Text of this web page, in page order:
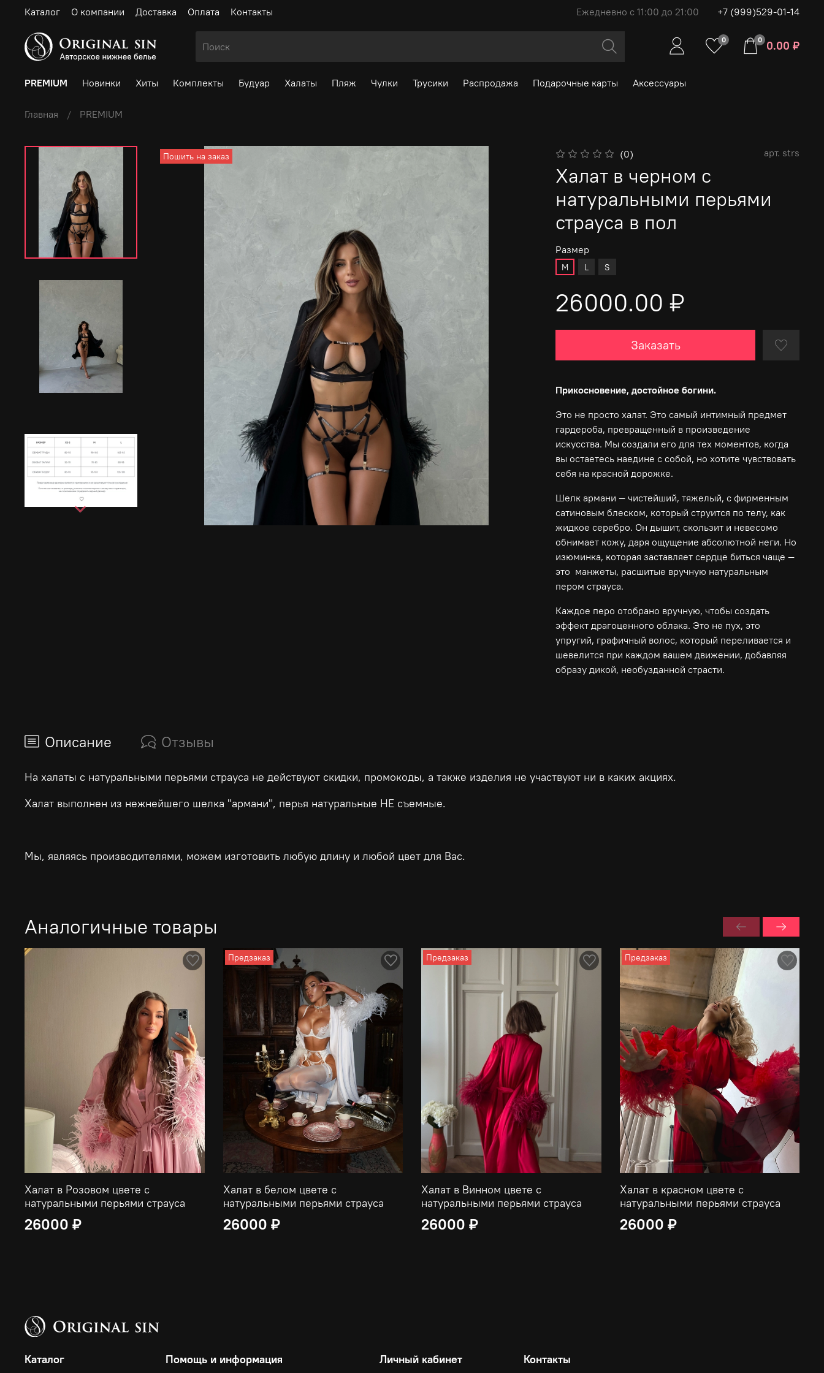
Каталог О компании Доставка Оплата Контакты Ежедневно с 11:00 до 21:00 +7 (999)529-01-14
0 0 0.00 ₽
PREMIUM Новинки Хиты Комплекты Будуар Халаты Пляж Чулки Трусики Распродажа Подарочные карты Аксессуары
Главная PREMIUM
Пошить на заказ (0) арт. strs
Халат в черном с
натуральными перьями
страуса в пол
Размер
M L S
26000.00 ₽
Заказать
Прикосновение, достойное богини.
Это не просто халат. Это самый интимный предмет
гардероба, превращенный в произведение
искусства. Мы создали его для тех моментов, когда
вы остаетесь наедине с собой, но хотите чувствовать
себя на красной дорожке.
Шелк армани— чистейший, тяжелый, с фирменным
сатиновым блеском, который струится по телу, как
жидкое серебро. Он дышит, скользит и невесомо
обнимает кожу, даря ощущение абсолютной неги. Но
изюминка, которая заставляет сердце биться чаще —
это манжеты, расшитые вручную натуральным
пером страуса.
Каждое перо отобрано вручную, чтобы создать
эффект драгоценного облака. Это не пух, это
упругий, графичный волос, который переливается и
шевелится при каждом вашем движении, добавляя
образу дикой, необузданной страсти.
Описание Отзывы
На халаты с натуральными перьями страуса не действуют скидки, промокоды, а также изделия не участвуют ни в каких акциях.
Халат выполнен из нежнейшего шелка "армани", перья натуральные НЕ съемные.
Мы, являясь производителями, можем изготовить любую длину и любой цвет для Вас.
Аналогичные товары
Халат в Розовом цвете с
натуральными перьями страуса
26000 ₽
Предзаказ
Халат в белом цвете с
натуральными перьями страуса
26000 ₽
Предзаказ
Халат в Винном цвете с
натуральными перьями страуса
26000 ₽
Предзаказ
Халат в красном цвете с
натуральными перьями страуса
26000 ₽
Каталог Помощь и информация Личный кабинет Контакты